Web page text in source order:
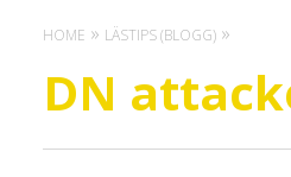
HOME LÄSTIPS (BLOGG)
DN